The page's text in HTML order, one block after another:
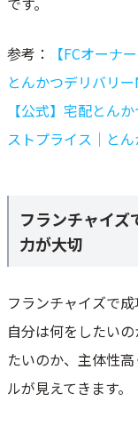
参考：
【FCオーナ
とんかつデリバリ
【公式】宅配とん
ストプライス｜と
フランチャイ
力が大切
フランチャイズで
自分は何をしたい
たいのか、主体性
ルが見えてきます。